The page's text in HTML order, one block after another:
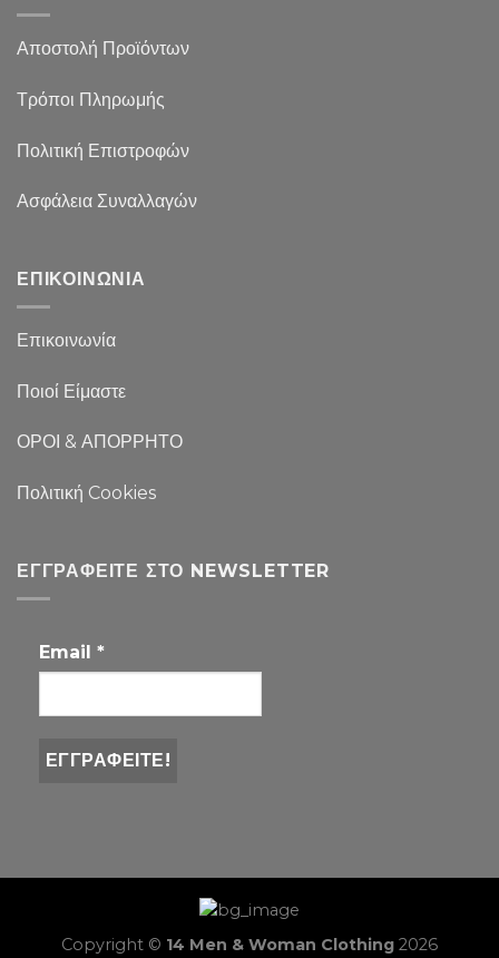
Αποστολή Προϊόντων
Τρόποι Πληρωμής
Πολιτική Επιστροφών
Ασφάλεια Συναλλαγών
ΕΠΙΚΟΙΝΩΝΙΑ
Επικοινωνία
Ποιοί Είμαστε
ΟΡΟΙ & ΑΠΟΡΡΗΤΟ
Πολιτική Cookies
ΕΓΓΡΑΦΕΊΤΕ ΣΤΟ NEWSLETTER
Email *
Copyright © 14 Men & Woman Clothing 2026